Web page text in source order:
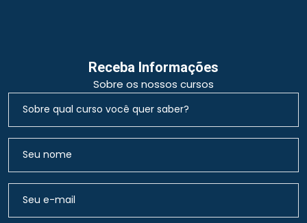
Receba Informações
Sobre os nossos cursos